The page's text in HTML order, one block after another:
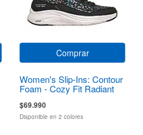
Comprar
Women's Slip-Ins: Contour
Foam - Cozy Fit Radiant
$69.990
Disponible en 2 colores